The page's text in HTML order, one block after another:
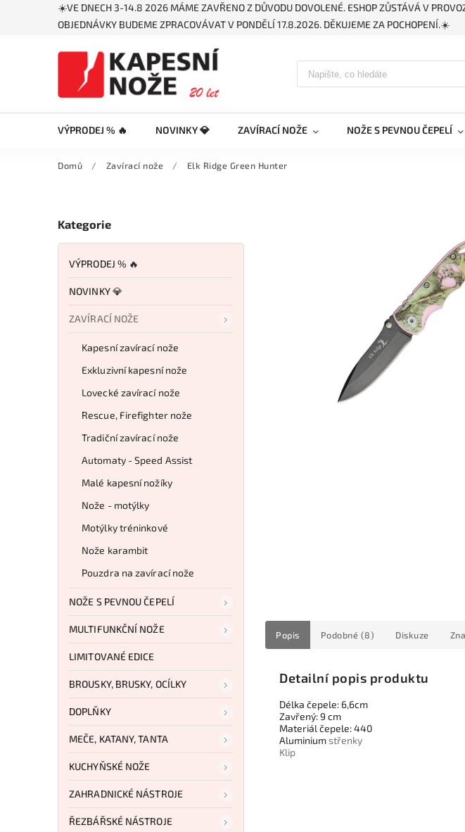
☀️VE DNECH 3-14.8 2026 MÁME ZAVŘENO Z DŮVODU DOVOLENÉ. ESHOP ZŮSTÁVÁ V
OBJEDNÁVKY BUDEME ZPRACOVÁVAT V PONDĚLÍ 17.8.2026. DĚKUJEME ZA POCHOPENÍ.☀️
VÝPRODEJ % 🔥 NOVINKY 💎 ZAVÍRACÍ NOŽE NOŽE S PEVNOU ČEPELÍ
Domů / Zavírací nože / Elk Ridge Green Hunter
Kategorie
VÝPRODEJ % 🔥
NOVINKY 💎
ZAVÍRACÍ NOŽE
Kapesní zavírací nože
Exkluzivní kapesní nože
Lovecké zavírací nože
Rescue, Firefighter nože
Tradiční zavírací nože
Automaty - Speed Assist
Malé kapesní nožíky
Nože - motýlky
Motýlky tréninkové
Nože karambit
Pouzdra na zavírací nože
NOŽE S PEVNOU ČEPELÍ
MULTIFUNKČNÍ NOŽE
LIMITOVANÉ EDICE
BROUSKY, BRUSKY, OCÍLKY
DOPLŇKY
MEČE, KATANY, TANTA
KUCHYŇSKÉ NOŽE
ZAHRADNICKÉ NÁSTROJE
ŘEZBÁŘSKÉ NÁSTROJE
Popis Podobné (8) Diskuze
Detailní popis produktu
Délka čepele: 6,6cm
Zavřený: 9 cm
Materiál čepele: 440
Aluminiumstřenky
Klip